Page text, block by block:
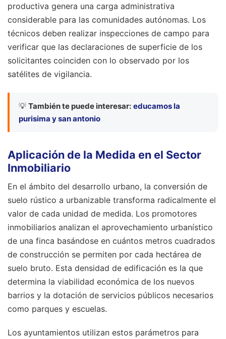
productiva genera una carga administrativa
considerable para las comunidades autónomas. Los
técnicos deben realizar inspecciones de campo para
verificar que las declaraciones de superficie de los
solicitantes coinciden con lo observado por los
satélites de vigilancia.
💡 También te puede interesar: educamos la
purisima y san antonio
Aplicación de la Medida en el Sector
Inmobiliario
En el ámbito del desarrollo urbano, la conversión de
suelo rústico a urbanizable transforma radicalmente el
valor de cada unidad de medida. Los promotores
inmobiliarios analizan el aprovechamiento urbanístico
de una finca basándose en cuántos metros cuadrados
de construcción se permiten por cada hectárea de
suelo bruto. Esta densidad de edificación es la que
determina la viabilidad económica de los nuevos
barrios y la dotación de servicios públicos necesarios
como parques y escuelas.
Los ayuntamientos utilizan estos parámetros para